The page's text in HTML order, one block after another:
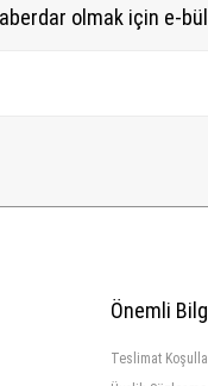
olmak için e-
Önemli
Teslimat